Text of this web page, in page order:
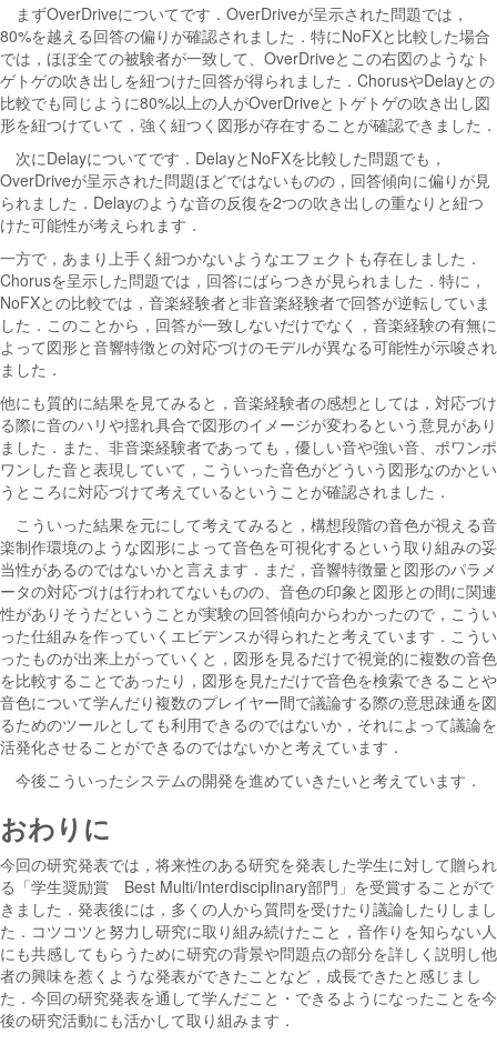
まずOverDriveについてです．OverDriveが呈示された問題では，
80%を越える回答の偏りが確認されました．特にNoFXと比較した場合
では，ほぼ全ての被験者が一致して、OverDriveとこの右図のようなト
ゲトゲの吹き出しを紐つけた回答が得られました．ChorusやDelayとの
比較でも同じように80%以上の人がOverDriveとトゲトゲの吹き出し図
形を紐つけていて，強く紐つく図形が存在することが確認できました．
次にDelayについてです．DelayとNoFXを比較した問題でも，
OverDriveが呈示された問題ほどではないものの，回答傾向に偏りが見
られました．Delayのような音の反復を2つの吹き出しの重なりと紐つ
けた可能性が考えられます．
一方で，あまり上手く紐つかないようなエフェクトも存在しました．
Chorusを呈示した問題では，回答にばらつきが見られました．特に，
NoFXとの比較では，音楽経験者と非音楽経験者で回答が逆転していま
した．このことから，回答が一致しないだけでなく，音楽経験の有無に
よって図形と音響特徴との対応づけのモデルが異なる可能性が示唆され
ました．
他にも質的に結果を見てみると，音楽経験者の感想としては，対応づけ
る際に音のハリや揺れ具合で図形のイメージが変わるという意見があり
ました．また、非音楽経験者であっても，優しい音や強い音、ポワンポ
ワンした音と表現していて，こういった音色がどういう図形なのかとい
うところに対応づけて考えているということが確認されました．
こういった結果を元にして考えてみると，構想段階の音色が視える音
楽制作環境のような図形によって音色を可視化するという取り組みの妥
当性があるのではないかと言えます．まだ，音響特徴量と図形のパラメ
ータの対応づけは行われてないものの、音色の印象と図形との間に関連
性がありそうだということが実験の回答傾向からわかったので，こうい
った仕組みを作っていくエビデンスが得られたと考えています．こうい
ったものが出来上がっていくと，図形を見るだけで視覚的に複数の音色
を比較することであったり，図形を見ただけで音色を検索できることや
音色について学んだり複数のプレイヤー間で議論する際の意思疎通を図
るためのツールとしても利用できるのではないか，それによって議論を
活発化させることができるのではないかと考えています．
今後こういったシステムの開発を進めていきたいと考えています．
おわりに
今回の研究発表では，将来性のある研究を発表した学生に対して贈られ
る「学生奨励賞 Best Multi/Interdisciplinary部門」を受賞することがで
きました．発表後には，多くの人から質問を受けたり議論したりしまし
た．コツコツと努力し研究に取り組み続けたこと，音作りを知らない人
にも共感してもらうために研究の背景や問題点の部分を詳しく説明し他
者の興味を惹くような発表ができたことなど，成長できたと感じまし
た．今回の研究発表を通して学んだこと・できるようになったことを今
後の研究活動にも活かして取り組みます．